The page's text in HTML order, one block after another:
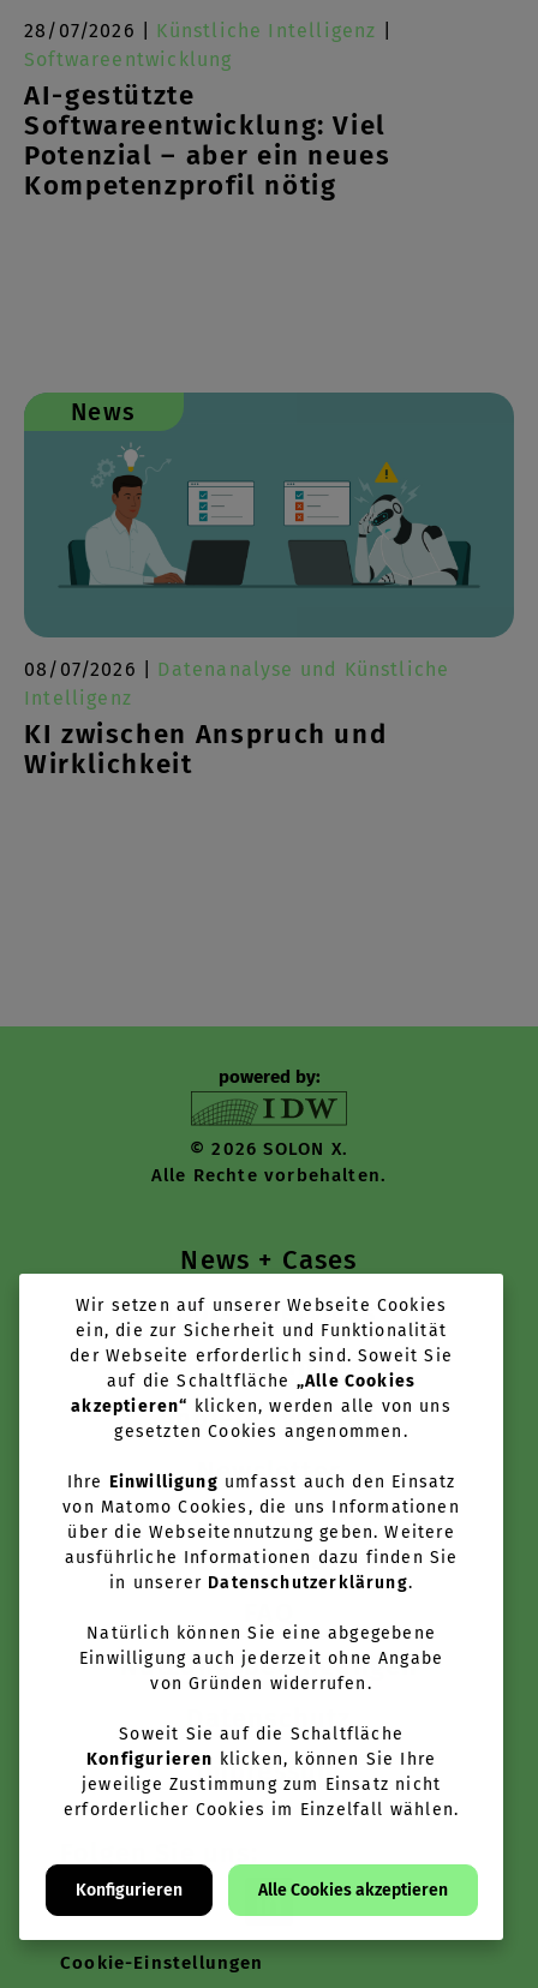
28/07/2026 | Künstliche Intelligenz
Softwareentwicklung
AI-gestützte
Softwareentwicklung: Viel
Potenzial – aber ein neues
Kompetenzprofil nötig
News
08/07/2026 | Datenanalyse und Künstliche
Intelligenz
KI zwischen Anspruch und
Wirklichkeit
News + Cases
Tools + Services
Über uns
Anbieter werden
Newsletter
Kontakt
Nutzungsbedingungen
Datenschutz
Impressum
Cookie-Einstellungen
powered by:
© 2026 SOLON X.
Alle Rechte vorbehalten.
Wir setzen auf unserer Webseite Cookies
ein, die zur Sicherheit und Funktionalität
der Webseite erforderlich sind. Soweit Sie
auf die Schaltfläche „Alle Cookies
akzeptieren“ klicken, werden alle von uns
gesetzten Cookies angenommen.
Ihre Einwilligung umfasst auch den Einsatz
von Matomo Cookies, die uns Informationen
über die Webseitennutzung geben. Weitere
ausführliche Informationen dazu finden Sie
in unserer Datenschutzerklärung.
Natürlich können Sie eine abgegebene
Einwilligung auch jederzeit ohne Angabe
von Gründen widerrufen.
Soweit Sie auf die Schaltfläche
Konfigurieren klicken, können Sie Ihre
jeweilige Zustimmung zum Einsatz nicht
erforderlicher Cookies im Einzelfall wählen.
Konfigurieren Alle Cookies akzeptieren